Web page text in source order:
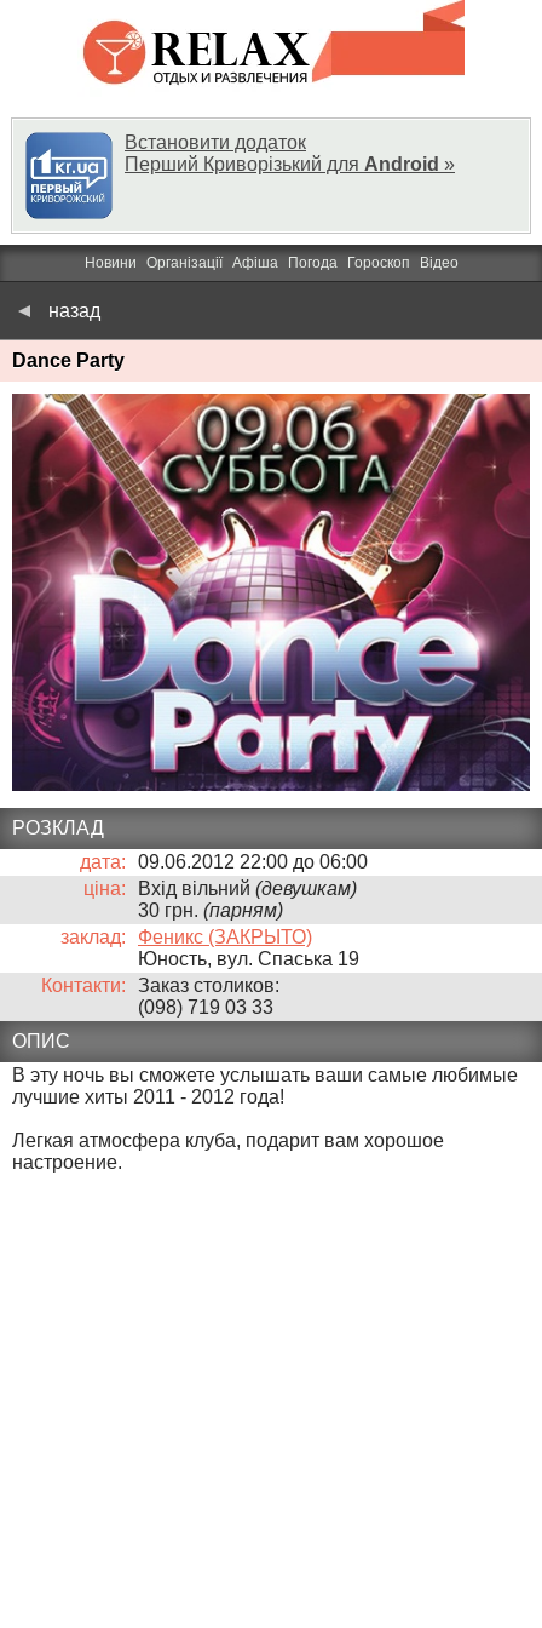
Встановити додаток
Перший Криворізький для Android »
Новини Організації Афіша Погода Гороскоп Відео
назад
Dance Party
РОЗКЛАД
дата:
09.06.2012 22:00 до 06:00
ціна:
Вхід вільний (девушкам)
30 грн. (парням)
заклад:
Феникс (ЗАКРЫТО)
Юность, вул. Спаська 19
Контакти:
Заказ столиков:
(098) 719 03 33
ОПИС
В эту ночь вы сможете услышать ваши самые любимые
лучшие хиты 2011 - 2012 года!
Легкая атмосфера клуба, подарит вам хорошое
настроение.